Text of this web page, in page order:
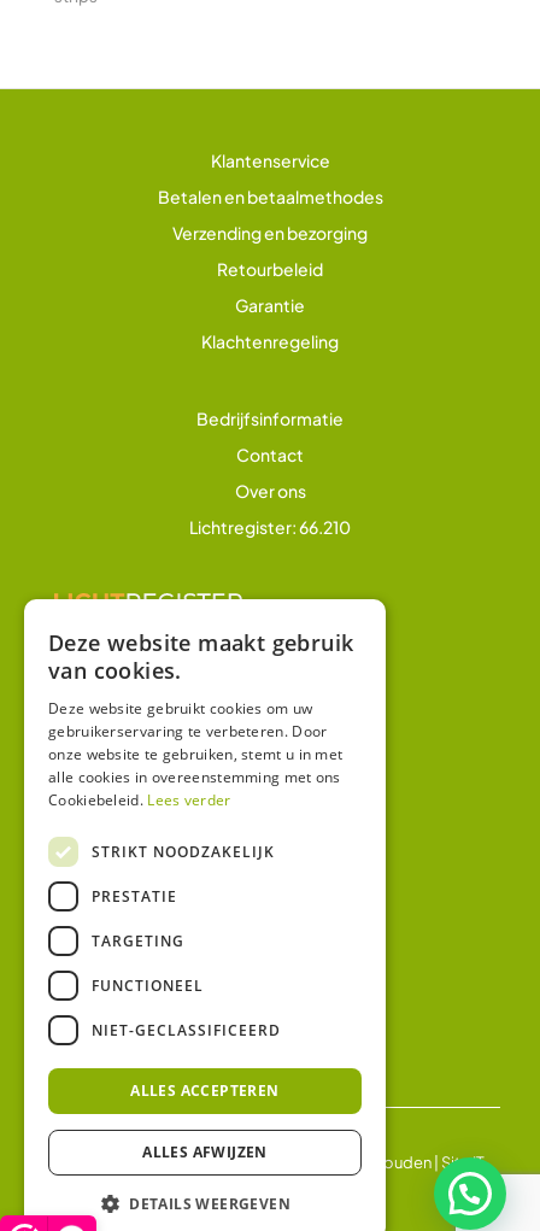
Klantenservice
Betalen en betaalmethodes
Verzending en bezorging
Retourbeleid
Garantie
Klachtenregeling
Bedrijfsinformatie
Contact
Over ons
Lichtregister: 66.210
Winkel
Mijn account
Algemene voorwaarden
Koningin Julianastraat 1
© 2026 Ledgloeilamp | Alle rechten voorbehouden | Site IT
Deze website maakt gebruik
van cookies.
Deze website gebruikt cookies om uw
gebruikerservaring te verbeteren. Door
onze website te gebruiken, stemt u in met
alle cookies in overeenstemming met ons
Cookiebeleid. Lees verder
STRIKT NOODZAKELIJK
PRESTATIE
TARGETING
FUNCTIONEEL
NIET-GECLASSIFICEERD
ALLES ACCEPTEREN
ALLES AFWIJZEN
DETAILS WEERGEVEN